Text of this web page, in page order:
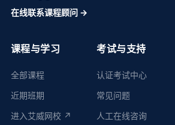
在线联系课程顾问 →
课程与学习
全部课程
近期班期
进入艾威网校 ↗
考试与支持
认证考试中心
常见问题
人工在线咨询